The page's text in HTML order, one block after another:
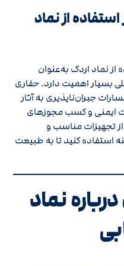
از نماد
نماد اردک به‌عنوان
بسیار اهمیت دارد. حفاری
جبران‌ناپذیری به آثار
ایمنی و کسب مجوزهای
تجهیزات مناسب و
کنید تا به طبیعت
نماد